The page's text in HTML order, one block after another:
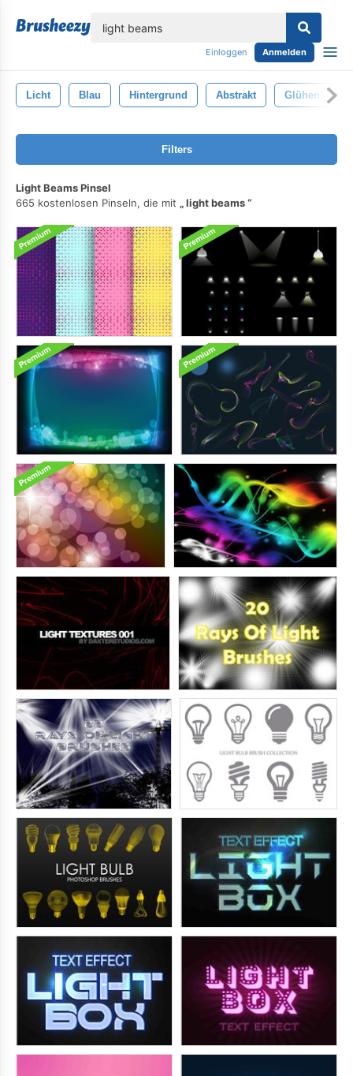
Einloggen Anmelden
Licht Blau Hintergrund Abstrakt Glühen
Filters
Light Beams Pinsel
665 kostenlosen Pinseln, die mit
light beams